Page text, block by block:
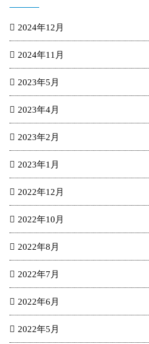
2024年12月
2024年11月
2023年5月
2023年4月
2023年2月
2023年1月
2022年12月
2022年10月
2022年8月
2022年7月
2022年6月
2022年5月